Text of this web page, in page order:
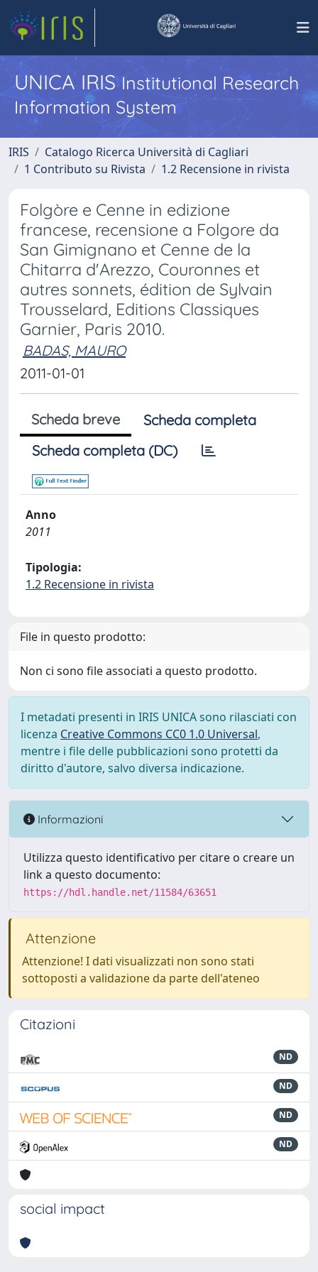
UNICA IRISInstitutional Research
Information System
IRIS
Catalogo Ricerca Università di Cagliari
1 Contributo su Rivista
1.2 Recensione in rivista
Folgòre e Cenne in edizione
francese, recensione a Folgore da
San Gimignano et Cenne de la
Chitarra d'Arezzo, Couronnes et
autres sonnets, édition de Sylvain
Trousselard, Editions Classiques
Garnier, Paris 2010.
BADAS, MAURO
2011-01-01
Scheda breve
Scheda completa
Scheda completa (DC)
Anno
2011
Tipologia:
1.2 Recensione in rivista
File in questo prodotto:
Non ci sono file associati a questo prodotto.
I metadati presenti in IRIS UNICA sono rilasciati con
licenza Creative Commons CC0 1.0 Universal,
mentre i file delle pubblicazioni sono protetti da
diritto d'autore, salvo diversa indicazione.
Informazioni
Utilizza questo identificativo per citare o creare un
link a questo documento:
https://hdl.handle.net/11584/63651
Attenzione
Attenzione! I dati visualizzati non sono stati
sottoposti a validazione da parte dell'ateneo
Citazioni
ND
ND
ND
ND
social impact